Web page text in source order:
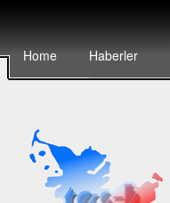
Home Haberler